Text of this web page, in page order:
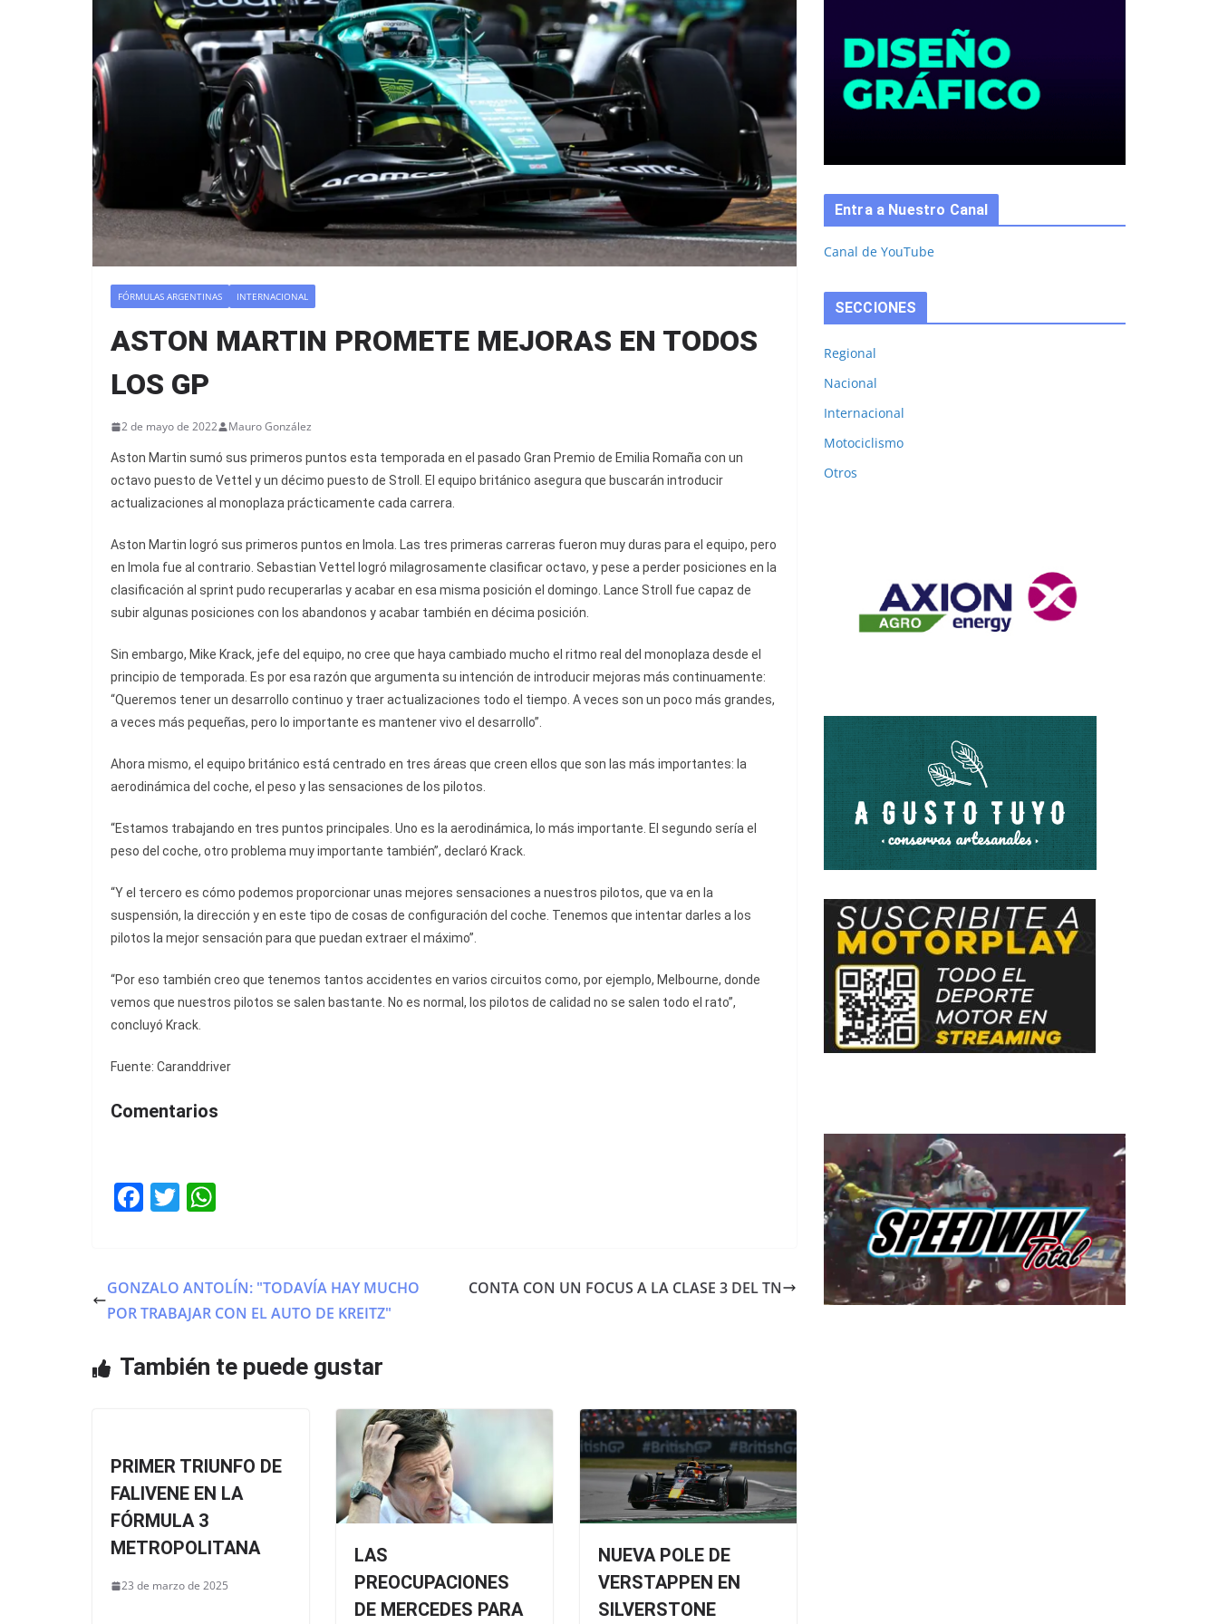
FÓRMULAS ARGENTINAS INTERNACIONAL
ASTON MARTIN PROMETE MEJORAS EN TODOS
LOS GP
2 de mayo de 2022 Mauro González
Aston Martin sumó sus primeros puntos esta temporada en el pasado Gran Premio de Emilia Romaña con un
octavo puesto de Vettel y un décimo puesto de Stroll. El equipo británico asegura que buscarán introducir
actualizaciones al monoplaza prácticamente cada carrera.
Aston Martin logró sus primeros puntos en Imola. Las tres primeras carreras fueron muy duras para el equipo, pero
en Imola fue al contrario. Sebastian Vettel logró milagrosamente clasificar octavo, y pese a perder posiciones en la
clasificación al sprint pudo recuperarlas y acabar en esa misma posición el domingo. Lance Stroll fue capaz de
subir algunas posiciones con los abandonos y acabar también en décima posición.
Sin embargo, Mike Krack, jefe del equipo, no cree que haya cambiado mucho el ritmo real del monoplaza desde el
principio de temporada. Es por esa razón que argumenta su intención de introducir mejoras más continuamente:
“Queremos tener un desarrollo continuo y traer actualizaciones todo el tiempo. A veces son un poco más grandes,
a veces más pequeñas, pero lo importante es mantener vivo el desarrollo”.
Ahora mismo, el equipo británico está centrado en tres áreas que creen ellos que son las más importantes: la
aerodinámica del coche, el peso y las sensaciones de los pilotos.
“Estamos trabajando en tres puntos principales. Uno es la aerodinámica, lo más importante. El segundo sería el
peso del coche, otro problema muy importante también”, declaró Krack.
“Y el tercero es cómo podemos proporcionar unas mejores sensaciones a nuestros pilotos, que va en la
suspensión, la dirección y en este tipo de cosas de configuración del coche. Tenemos que intentar darles a los
pilotos la mejor sensación para que puedan extraer el máximo”.
“Por eso también creo que tenemos tantos accidentes en varios circuitos como, por ejemplo, Melbourne, donde
vemos que nuestros pilotos se salen bastante. No es normal, los pilotos de calidad no se salen todo el rato”,
concluyó Krack.
Fuente: Caranddriver
Comentarios
F
e
b
o
T
er s
A
p
GONZALO ANTOLÍN: "TODAVÍA HAY MUCHO
POR TRABAJAR CON EL AUTO DE KREITZ"
CONTA CON UN FOCUS A LA CLASE 3 DEL TN
También te puede gustar
PRIMER TRIUNFO DE
FALIVENE EN LA
FÓRMULA 3
METROPOLITANA
23 de marzo de 2025
LAS
PREOCUPACIONES
DE MERCEDES PARA
NUEVA POLE DE
VERSTAPPEN EN
SILVERSTONE
Entra a Nuestro Canal
Canal de YouTube
SECCIONES
Regional
Nacional
Internacional
Motociclismo
Otros